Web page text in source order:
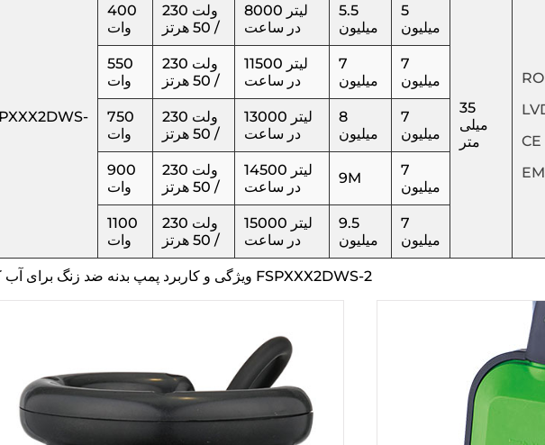
400
وات
230 ولت
/ 50 هرتز
8000 لیتر
در ساعت
5.5
میلیون
5
میلیون
35
میلی
متر
CE
550
وات
230 ولت
/ 50 هرتز
11500 لیتر
در ساعت
7
میلیون
7
میلیون
750
وات
230 ولت
/ 50 هرتز
13000 لیتر
در ساعت
8
میلیون
7
میلیون
900
وات
230 ولت
/ 50 هرتز
14500 لیتر
در ساعت
9M
7
میلیون
1100
وات
230 ولت
/ 50 هرتز
15000 لیتر
در ساعت
9.5
میلیون
7
میلیون
ویژگی و کاربرد پمپ بدنه ضد زنگ برای آب کثیف FSPXXX2DWS-2